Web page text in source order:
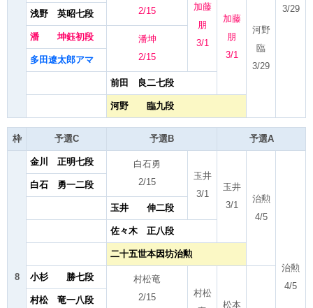
3/29
2/15
加藤
朋
3/1
加藤
朋
3/1
河野
臨
3/29
浅野 英昭七段
潘 坤鈺初段
潘坤
2/15
多田遼太郎アマ
前田 良二七段
河野 臨九段
枠 予選C 予選B 予選A
8
金川 正明七段
白石勇
2/15
玉井
3/1
玉井
3/1
治勲
4/5
治勲
4/5
白石 勇一二段
玉井 伸二段
佐々木 正八段
二十五世本因坊治勲
小杉 勝七段
村松竜
2/15
村松
松本
村松 竜一八段